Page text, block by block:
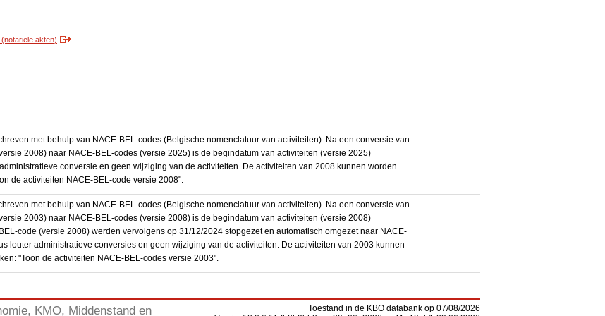
akten)
met behulp van NACE-BEL-codes (Belgische nomenclatuur van activiteiten). Na een conversie van
2008) naar NACE-BEL-codes (versie 2025) is de begindatum van activiteiten (versie 2025)
conversie en geen wijziging van de activiteiten. De activiteiten van 2008 kunnen worden
de activiteiten NACE-BEL-code versie 2008".
met behulp van NACE-BEL-codes (Belgische nomenclatuur van activiteiten). Na een conversie van
2003) naar NACE-BEL-codes (versie 2008) is de begindatum van activiteiten (versie 2008)
code (versie 2008) werden vervolgens op 31/12/2024 stopgezet en automatisch omgezet naar NACE-
louter administratieve conversies en geen wijziging van de activiteiten. De activiteiten van 2003 kunnen
"Toon de activiteiten NACE-BEL-codes versie 2003".
KMO, Middenstand en
Toestand in de KBO databank op 07/08/2026